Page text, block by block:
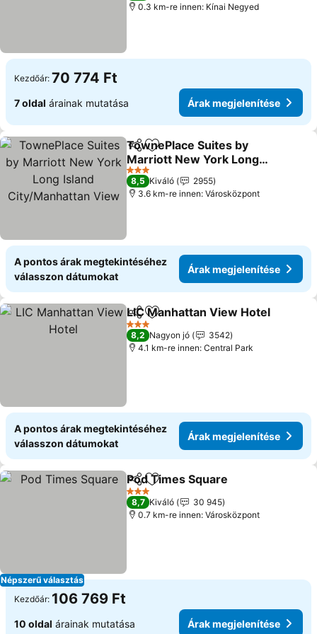
0.3 km-re innen: Kínai Negyed
Kezdőár: 70 774 Ft
7 oldal árainak mutatása Árak megjelenítése
Megosztás
Hozzáadás a kedvencekhez
TownePlace Suites by
Marriott New York Long
Island City/Manhattan
View
Árak megjelenítése
3 Kategória
8,5 Kiváló
2955
3.6 km-re innen: Városközpont
A pontos árak megtekintéséhez
válasszon dátumokat
Árak megjelenítése
Megosztás
Hozzáadás a kedvencekhez
LIC Manhattan View Hotel
3 Kategória
8,2 Nagyon jó
3542
4.1 km-re innen: Central Park
A pontos árak megtekintéséhez
válasszon dátumokat
Árak megjelenítése
Népszerű választás
Megosztás
Hozzáadás a kedvencekhez
Pod Times Square
3 Kategória
8,7 Kiváló
30 945
0.7 km-re innen: Városközpont
Kezdőár: 106 769 Ft
10 oldal árainak mutatása Árak megjelenítése